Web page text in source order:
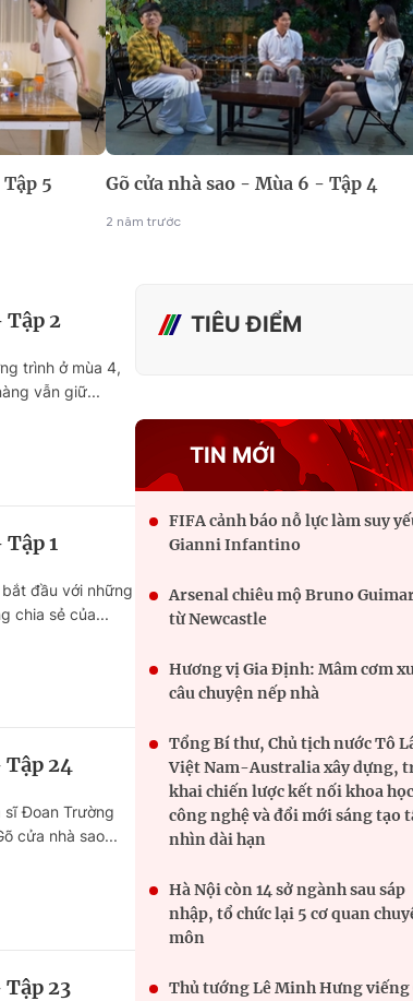
5 Gõ cửa nhà sao - Mùa 6 - Tập 4
2 năm trước
Tập 2
trình ở mùa 4,
vẫn giữ...
1
đầu với những
chia sẻ của...
Tập 24
sĩ Đoan Trường
cửa nhà sao...
Tập 23
TIÊU ĐIỂM
TIN MỚI
FIFA cảnh báo nỗ lực làm suy
Gianni Infantino
Arsenal chiêu mộ Bruno
từ Newcastle
Hương vị Gia Định: Mâm cơm
câu chuyện nếp nhà
Tổng Bí thư, Chủ tịch nước Tô
Việt Nam-Australia xây dựng,
khai chiến lược kết nối khoa
công nghệ và đổi mới sáng tạo
nhìn dài hạn
Hà Nội còn 14 sở ngành sau sáp
nhập, tổ chức lại 5 cơ quan
môn
Thủ tướng Lê Minh Hưng viếng